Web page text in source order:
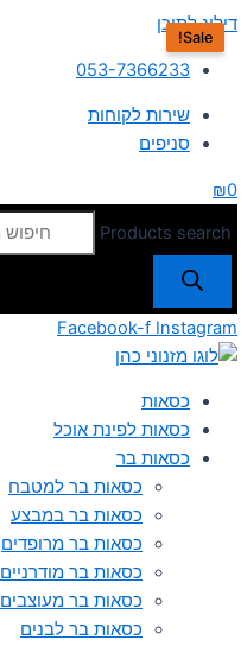
דילוג לתוכן
053-7366233
שירות לקוחות
סניפים
₪0
Products search
Facebook-f Instagram
כסאות
כסאות לפינת אוכל
כסאות בר
כסאות בר למטבח
כסאות בר במבצע
כסאות בר מרופדים
כסאות בר מודרניים
כסאות בר מעוצבים
כסאות בר לבנים
Sale!